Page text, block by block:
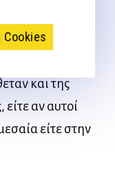
η Εθνική
σε κάθε
και της
αν αυτοί
είτε στην